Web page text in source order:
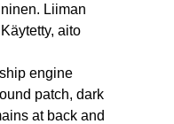
Liiman
aito
engine
patch, dark
at back and